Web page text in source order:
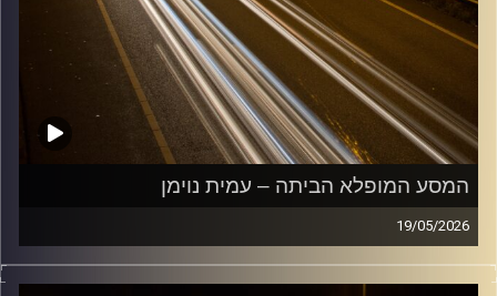
המסע המופלא הביתה – עמית נוימן
19/05/2026
מוזיקה שתלווה אותנו אחרי יום עבודה ארוך ותחזיר אותנו
הביתה בשלום עם עמית נוימן